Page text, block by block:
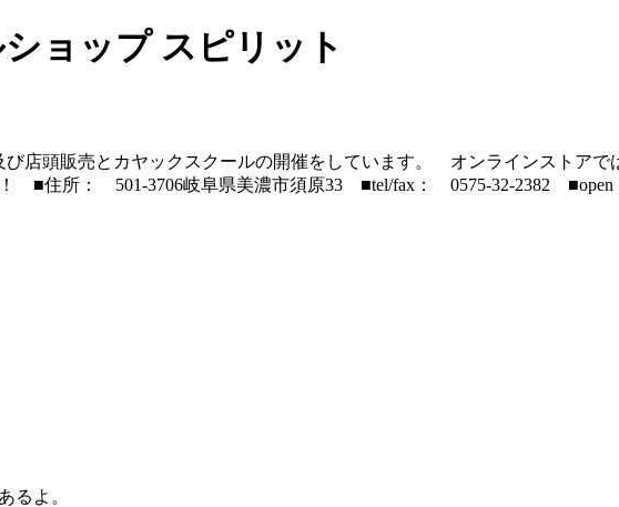
ョップ スピリット
店頭販売とカヤックスクールの開催をしています。 オンラインストアで
！ ■住所： 501-3706岐阜県美濃市須原33 ■tel/fax： 0575-32-2382
るよ。